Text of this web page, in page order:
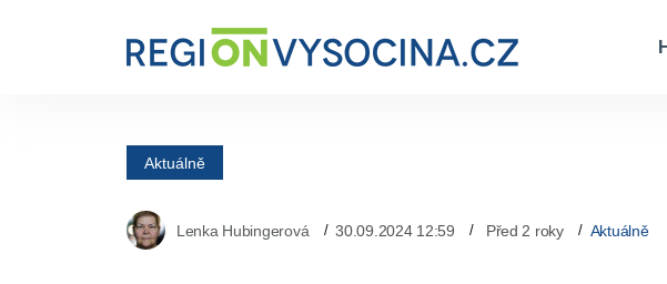
Aktuálně
Lenka Hubingerová 30.09.2024 12:59 Před 2 roky Aktuálně